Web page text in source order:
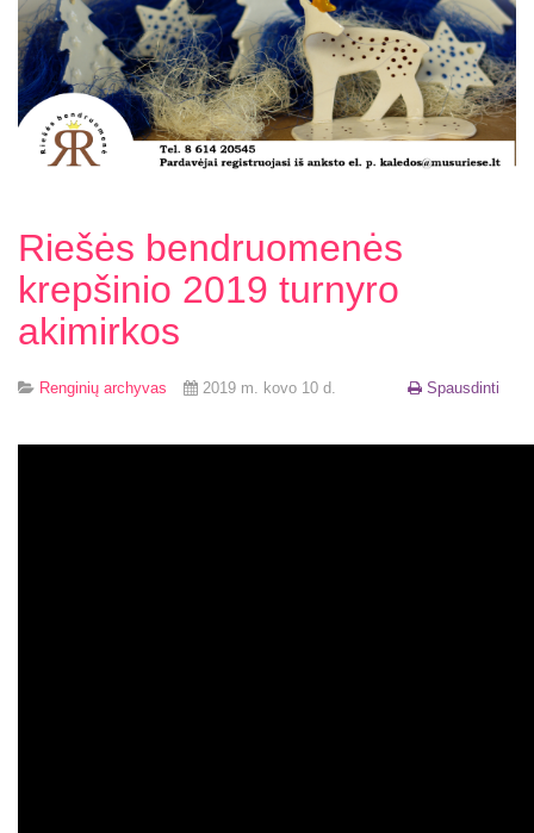
Riešės bendruomenės
krepšinio 2019 turnyro
akimirkos
Spausdinti
Renginių archyvas 2019 m. kovo 10 d.